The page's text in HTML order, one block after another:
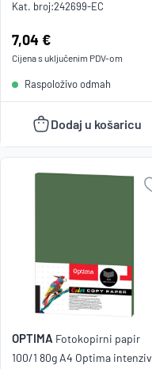
Kat. broj:242699-EC
Cijena:
7,04 €
Cijena s uključenim PDV-om
Raspoloživo odmah
Dodaj u košaricu
OPTIMA Fotokopirni papir
100/1 80g A4 Optima intenziv